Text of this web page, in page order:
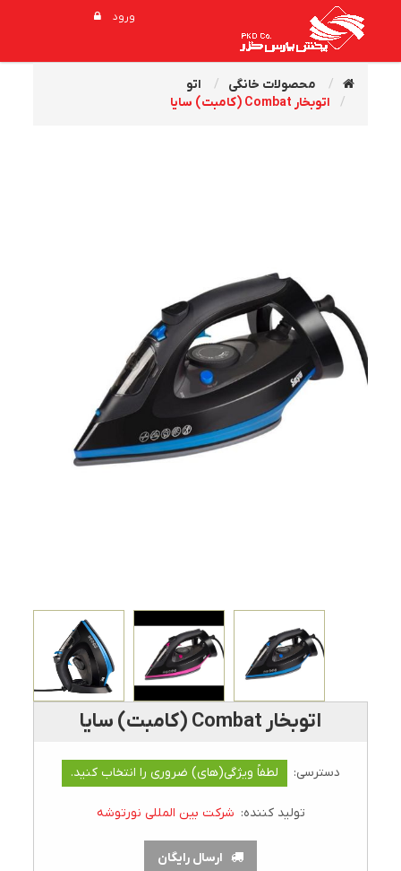
ورود
محصولات خانگی
اتو
اتوبخار Combat (کامبت) سایا
اتوبخار Combat (کامبت) سایا
دسترسی: لطفاً ویژگی(های) ضروری را انتخاب کنید.
تولید کننده: شرکت بین المللی نورتوشه
ارسال رایگان